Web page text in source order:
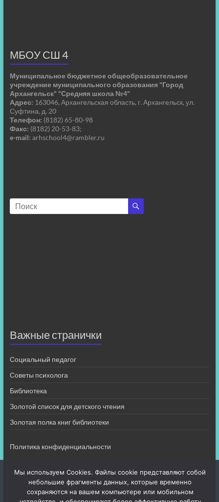
МБОУ СШ 4
Муниципальное бюджетное общеобразовательное
учреждение муниципального образования "Город
Архангельск" "Средняя школа №4"
Адрес: 163046, Архангельская область, г. Архангельск, ул.
Суфтина, д. 20
Телефон: (8182) 65-80-98
Факс: (8182) 20-53-83;
e-mail: arhschool4@rambler.ru
Важные странички
Социальный педагог
Советы психолога
Библиотека
Золотой список для детского чтения
Золотая полка книг библиотеки
Политика конфиденциальности
Мы используем Cookies. Файлы cookie представляют собой
небольшие фрагменты данных, которые временно
сохраняются на вашем компьютере или мобильном